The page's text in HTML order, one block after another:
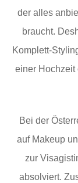
der alles
braucht.
Komplett-
einer Hochzeit
Bei der
auf Makeup
zur
absolviert.